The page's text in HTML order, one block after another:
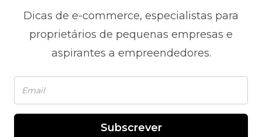
Dicas de e-commerce, especialistas para
proprietários de pequenas empresas e
aspirantes a empreendedores.
Subscrever